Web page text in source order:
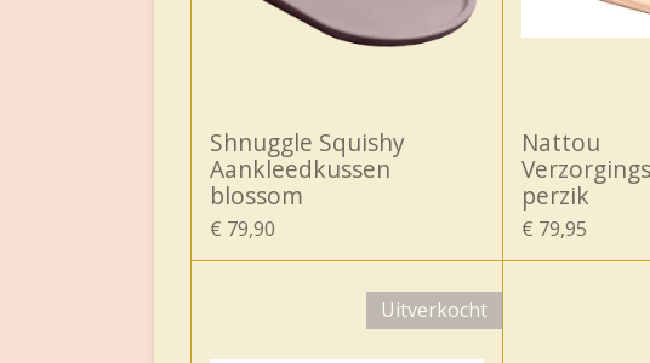
Shnuggle Squishy
Aankleedkussen
blossom
€ 79,90
Nattou
perzik
€ 79,95
Uitverkocht